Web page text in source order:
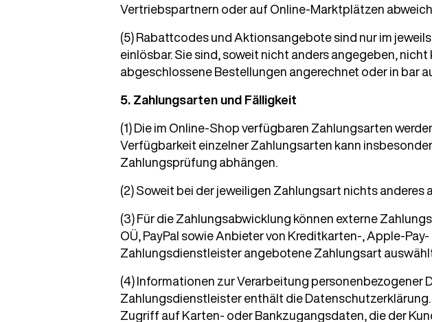
Vertriebspartnern oder auf Online-Marktplätzen
(5) Rabattcodes und Aktionsangebote sind nur im
einlösbar. Sie sind, soweit nicht anders angegeben,
abgeschlossene Bestellungen angerechnet oder in bar
5. Zahlungsarten und Fälligkeit
(1) Die im Online-Shop verfügbaren Zahlungsarten
Verfügbarkeit einzelner Zahlungsarten kann
Zahlungsprüfung abhängen.
(2) Soweit bei der jeweiligen Zahlungsart nichts
(3) Für die Zahlungsabwicklung können externe
OÜ, PayPal sowie Anbieter von Kreditkarten-, Apple-
Zahlungsdienstleister angebotene Zahlungsart
(4) Informationen zur Verarbeitung
Zahlungsdienstleister enthält die
Zugriff auf Karten- oder Bankzugangsdaten, die der